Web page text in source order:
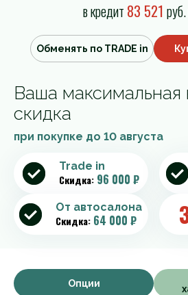
в кредит 83 521
Обменять по TRADE in
Ваша максимальная
скидка
при покупке до 10 августа
Trade in
Скидка: 96 000 ₽
От автосалона
Скидка: 64 000 ₽
Опции